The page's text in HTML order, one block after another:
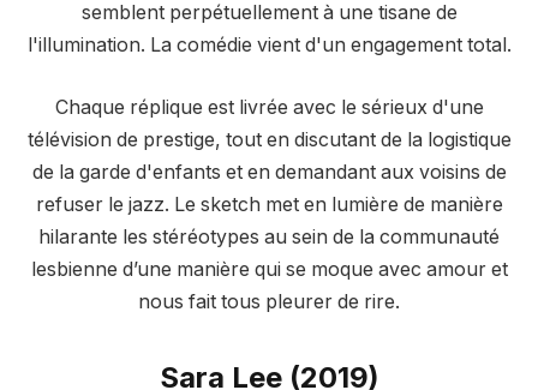
semblent perpétuellement à une tisane de
l'illumination. La comédie vient d'un engagement total.
Chaque réplique est livrée avec le sérieux d'une
télévision de prestige, tout en discutant de la logistique
de la garde d'enfants et en demandant aux voisins de
refuser le jazz. Le sketch met en lumière de manière
hilarante les stéréotypes au sein de la communauté
lesbienne d’une manière qui se moque avec amour et
nous fait tous pleurer de rire.
Sara Lee (2019)